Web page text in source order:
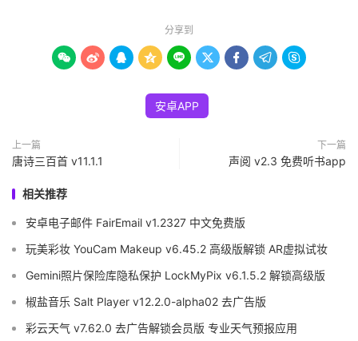
分享到
        
安卓APP
上一篇
唐诗三百首 v11.1.1
下一篇
声阅 v2.3 免费听书app
相关推荐
安卓电子邮件 FairEmail v1.2327 中文免费版
玩美彩妆 YouCam Makeup v6.45.2 高级版解锁 AR虚拟试妆
Gemini照片保险库隐私保护 LockMyPix v6.1.5.2 解锁高级版
椒盐音乐 Salt Player v12.2.0-alpha02 去广告版
彩云天气 v7.62.0 去广告解锁会员版 专业天气预报应用